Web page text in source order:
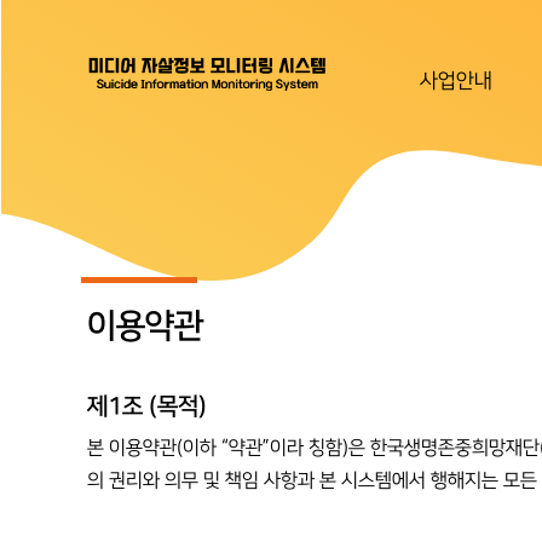
사업안내
이용약관
제1조 (목적)
본 이용약관(이하 “약관”이라 칭함)은 한국생명존중희망재
의 권리와 의무 및 책임 사항과 본 시스템에서 행해지는 모